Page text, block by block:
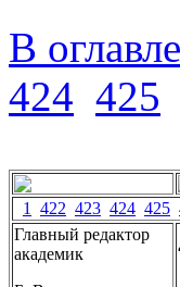
В
424 425
1 422 423 424 425
Главный редактор
академик